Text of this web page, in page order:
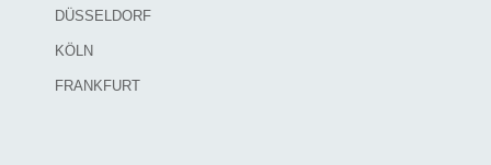
DÜSSELDORF
KÖLN
FRANKFURT